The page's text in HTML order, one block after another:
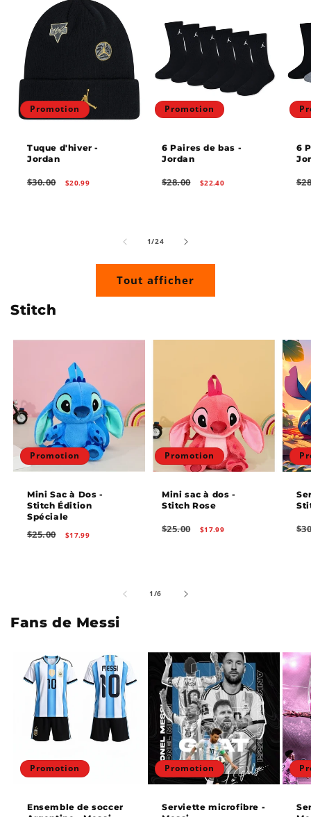
Promotion
Tuque d'hiver -
Jordan
Prix
$30.00
Prix
promotionnel
$20.99
Promotion
6 Paires de bas -
Jordan
Prix
$28.00
Prix
promotionnel
$22.40
6
Prix
1/de
24
Tout afficher
Stitch
Promotion
Mini Sac à Dos -
Stitch Édition
Spéciale
Prix
$25.00
Prix
promotionnel
$17.99
Promotion
Mini sac à dos -
Stitch Rose
Prix
$25.00
Prix
promotionnel
$17.99
Prix
1 /de
6
Fans de Messi
Promotion
Ensemble de soccer
Promotion
Serviette microfibre -